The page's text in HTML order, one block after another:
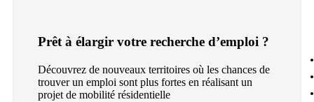
Prêt à élargir votre recherche d’emploi ?
Découvrez de nouveaux territoires où les chances de
trouver un emploi sont plus fortes en réalisant un
projet de mobilité résidentielle